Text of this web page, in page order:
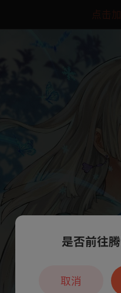
点击
本章节仅支持
是否前往
取消